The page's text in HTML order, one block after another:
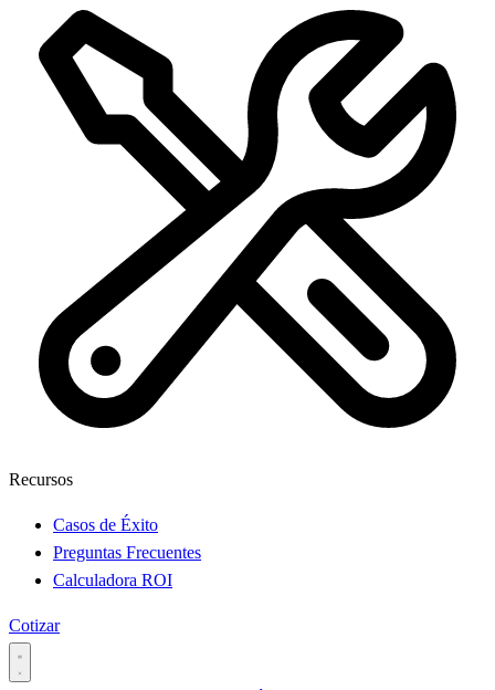
Recursos
Casos de Éxito
Preguntas Frecuentes
Calculadora ROI
Cotizar